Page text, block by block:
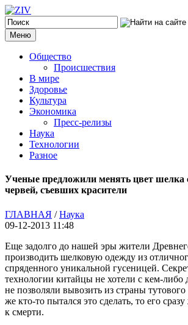
Меню
Общество
Происшествия
В мире
Здоровье
Культура
Экономика
Пресс-релизы
Наука
Технологии
Разное
Ученые предложили менять цвет
червей, съевших красители
ГЛАВНАЯ /Наука
09-12-2013 11:48
Еще задолго до нашей эры жители
производить шелковую одежду из
спряденного уникальной гусеницей.
технологии китайцы не хотели с кем-либо
не позволяли вывозить из страны
же кто-то пытался это сделать, то его
к смерти.